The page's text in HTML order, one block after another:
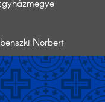
Norbert